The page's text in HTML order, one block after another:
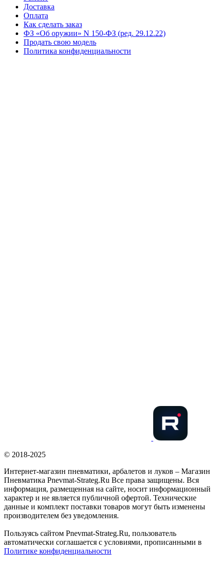
Доставка
Оплата
Как сделать заказ
ФЗ «Об оружии» N 150-ФЗ (ред. 29.12.22)
Продать свою модель
Политика конфиденциальности
© 2018-2025
Интернет-магазин пневматики, арбалетов и луков – Магазин
Пневматика Pnevmat-Strateg.Ru Все права защищены. Вся
информация, размещенная на сайте, носит информационный
характер и не является публичной офертой. Технические
данные и комплект поставки товаров могут быть изменены
производителем без уведомления.
Пользуясь сайтом Pnevmat-Strateg.Ru, пользователь
автоматически соглашается с условиями, прописанными в
Политике конфиденциальности